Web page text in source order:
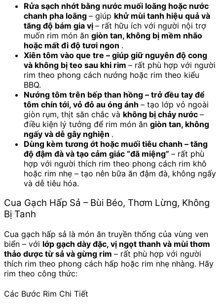
Rửa sạch nhớt bằng nước muối loãng hoặc nước
chanh pha loãng – giúp khử mùi tanh hiệu quả và
tăng độ bám gia vị – rất hữu ích với người nội trợ
muốn rim món ăn giòn tan, không bị mềm nhão
hoặc mất đi độ tươi ngon .
Xiên tôm vào que tre – giúp giữ nguyên độ cong
và không bị teo sau khi rim – rất phù hợp với người
rim theo phong cách nướng hoặc rim theo kiểu
BBQ.
Nướng tôm trên bếp than hồng – trở đều tay để
tôm chín tới, vỏ đỏ au óng ánh – tạo lớp vỏ ngoài
giòn rụm, thịt săn chắc và không bị chảy nước –
điều kiện lý tưởng để rim món ăn giòn tan, không
ngấy và dễ gây nghiện .
Dùng kèm tương ớt hoặc muối tiêu chanh – tăng
độ đậm đà và tạo cảm giác “đã miệng” – rất phù
hợp với người thích rim theo phong cách rim khô
hoặc rim nhẹ – tạo nên bữa ăn đậm đà, không ngấy
và dễ tiêu hóa.
Cua Gạch Hấp Sả – Bùi Béo, Thơm Lừng, Không
Bị Tanh
Cua gạch hấp sả là món ăn truyền thống của vùng ven
biển – với lớp gạch dày đặc, vị ngọt thanh và mùi thơm
thảo dược từ sả và gừng rim – rất phù hợp với người
thích rim theo phong cách hấp hoặc rim nhẹ nhàng. Hãy
rim theo công thức:
Các Bước Rim Chi Tiết